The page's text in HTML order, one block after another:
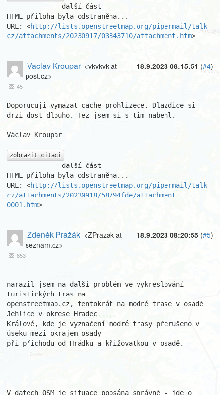
------------- další část ---------------
HTML příloha byla odstraněna...
URL: <http://lists.openstreetmap.org/pipermail/talk-
cz/attachments/20230917/03843710/attachment.htm>
18.9.2023 08:15:51 (#4)
Vaclav Kroupar <vkvkvk at
post.cz>
45
Doporucuji vymazat cache prohlizece. Dlazdice si
drzi dost dlouho. Tez jsem si s tim nabehl.
Václav Kroupar
zobrazit citaci
------------- další část ---------------
HTML příloha byla odstraněna...
URL: <http://lists.openstreetmap.org/pipermail/talk-
cz/attachments/20230918/58794fde/attachment-
0001.htm>
18.9.2023 08:20:55 (#5)
Zdeněk Pražák <ZPrazak at
seznam.cz>
853
narazil jsem na další problém ve vykreslování
turistických tras na
openstreetmap.cz, tentokrát na modré trase v osadě
Jehlice v okrese Hradec
Králové, kde je vyznačení modré trasy přerušeno v
úseku mezi okrajem osady
při příchodu od Hrádku a křižovatkou v osadě.
V datech OSM je situace popsána správně - jde o